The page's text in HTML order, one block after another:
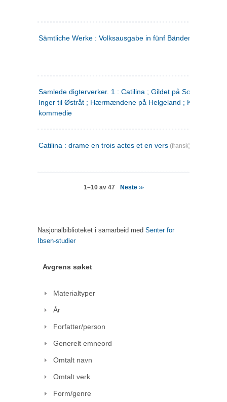
Sämtliche Werke : Volksausgabe in fünf Bänden
Samlede digterverker. 1 : Catilina ; Gildet på Solhaug ; Fru
Inger til Østråt ; Hærmændene på Helgeland ;
kommedie
Catilina : drame en trois actes et en vers (fransk)
1–10 av 47 Neste>>
Nasjonalbiblioteket i samarbeid med Senter for
Ibsen-studier
Avgrens søket
Materialtyper
År
Forfatter/person
Generelt emneord
Omtalt navn
Omtalt verk
Form/genre